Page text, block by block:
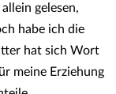
gelesen,
habe ich die
hat sich Wort
meine Erziehung